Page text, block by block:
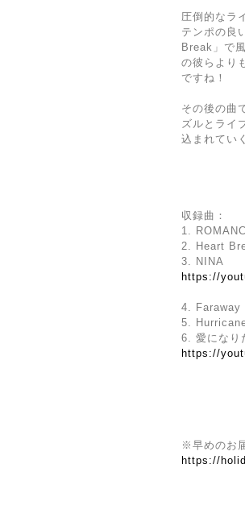
圧倒的なラ
テンポの良
Break」で
の彼らより
ですね！
その後の曲
ズルとライ
込まれてい
収録曲：
1.
2. Heart
3. NINA
https://
4. Faraway
5.
6. 愛になり
https://
※早めのお
https://